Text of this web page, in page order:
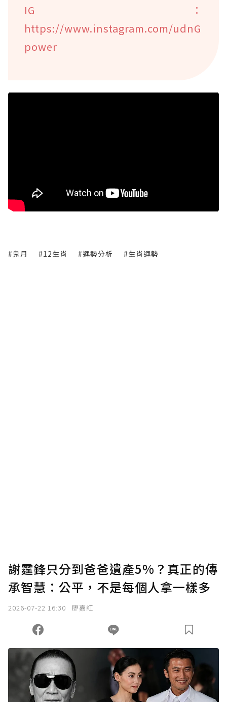
IG：
https://www.instagram.com/udnG
power
#鬼月 #12生肖 #運勢分析 #生肖運勢
謝霆鋒只分到爸爸遺產5%？真正的傳
承智慧：公平，不是每個人拿一樣多
2026-07-22 16:30 廖嘉紅